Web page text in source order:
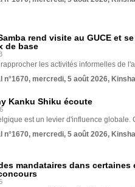
rend visite au GUCE et
de base
les activités informelles de
n°1670, mercredi, 5 août 2026,
Kanku Shiku écoute
est un levier d'influence globale.
n°1670, mercredi, 5 août 2026,
mandataires dans